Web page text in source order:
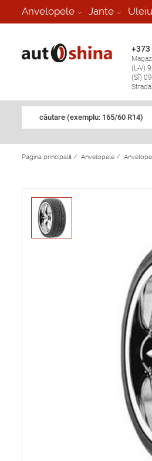
Anvelopele Jante
+373
(L-V)
(Sî)
căutare (exemplu: 165/60 R14)
Pagina principală / Anvelopele /